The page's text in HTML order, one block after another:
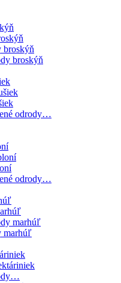
broskýň
broskýň
odrody…
odrody…
marhúľ
marhúľ